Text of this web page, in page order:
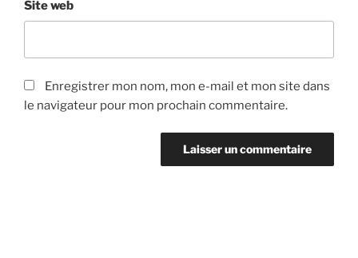
Site web
Enregistrer mon nom, mon e-mail et mon site dans
le navigateur pour mon prochain commentaire.